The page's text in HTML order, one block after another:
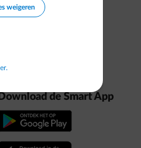
Download de Smart App
weigeren